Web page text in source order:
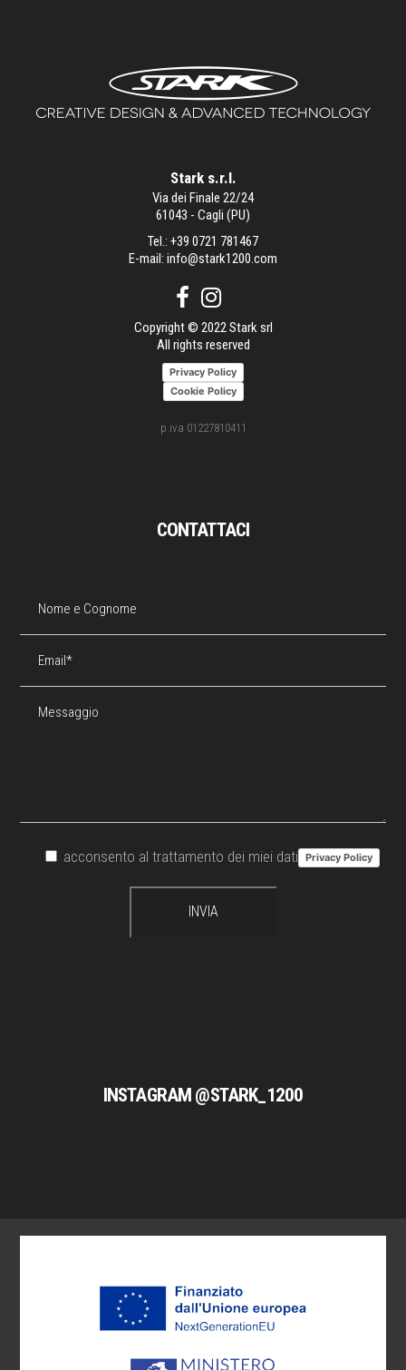
INSTAGRAM @STARK_1200
CONTATTACI
acconsento al trattamento dei miei dati Privacy Policy
Stark s.r.l.
Via dei Finale 22/24
61043 - Cagli (PU)
Tel.: +39 0721 781467
E-mail: info@stark1200.com
Copyright © 2022 Stark srl
All rights reserved
Privacy Policy
Cookie Policy
p.iva 01227810411